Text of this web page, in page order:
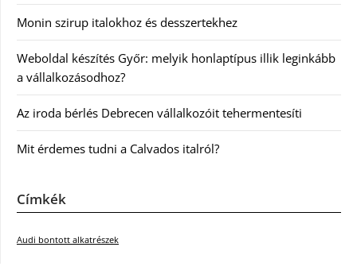
Monin szirup italokhoz és desszertekhez
Weboldal készítés Győr: melyik honlaptípus illik leginkább
a vállalkozásodhoz?
Az iroda bérlés Debrecen vállalkozóit tehermentesíti
Mit érdemes tudni a Calvados italról?
Címkék
Audi bontott alkatrészek